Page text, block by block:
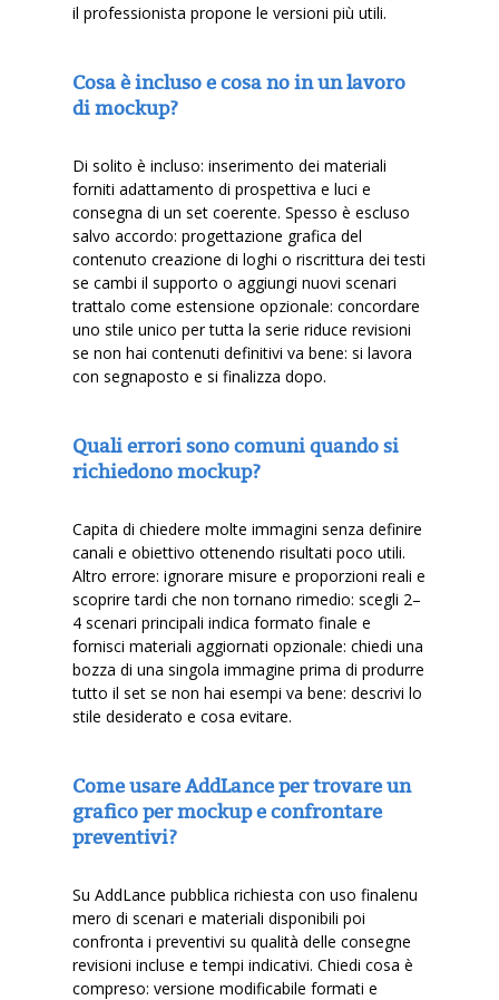
il professionista propone le versioni più utili.
Cosa è incluso e cosa no in un lavoro
di mockup?
Di solito è incluso: inserimento dei materiali
forniti adattamento di prospettiva e luci e
consegna di un set coerente. Spesso è escluso
salvo accordo: progettazione grafica del
contenuto creazione di loghi o riscrittura dei testi
se cambi il supporto o aggiungi nuovi scenari
trattalo come estensione opzionale: concordare
uno stile unico per tutta la serie riduce revisioni
se non hai contenuti definitivi va bene: si lavora
con segnaposto e si finalizza dopo.
Quali errori sono comuni quando si
richiedono mockup?
Capita di chiedere molte immagini senza definire
canali e obiettivo ottenendo risultati poco utili.
Altro errore: ignorare misure e proporzioni reali e
scoprire tardi che non tornano rimedio: scegli 2–
4 scenari principali indica formato finale e
fornisci materiali aggiornati opzionale: chiedi una
bozza di una singola immagine prima di produrre
tutto il set se non hai esempi va bene: descrivi lo
stile desiderato e cosa evitare.
Come usare AddLance per trovare un
grafico per mockup e confrontare
preventivi?
Su AddLance pubblica richiesta con uso finalenu
mero di scenari e materiali disponibili poi
confronta i preventivi su qualità delle consegne
revisioni incluse e tempi indicativi. Chiedi cosa è
compreso: versione modificabile formati e